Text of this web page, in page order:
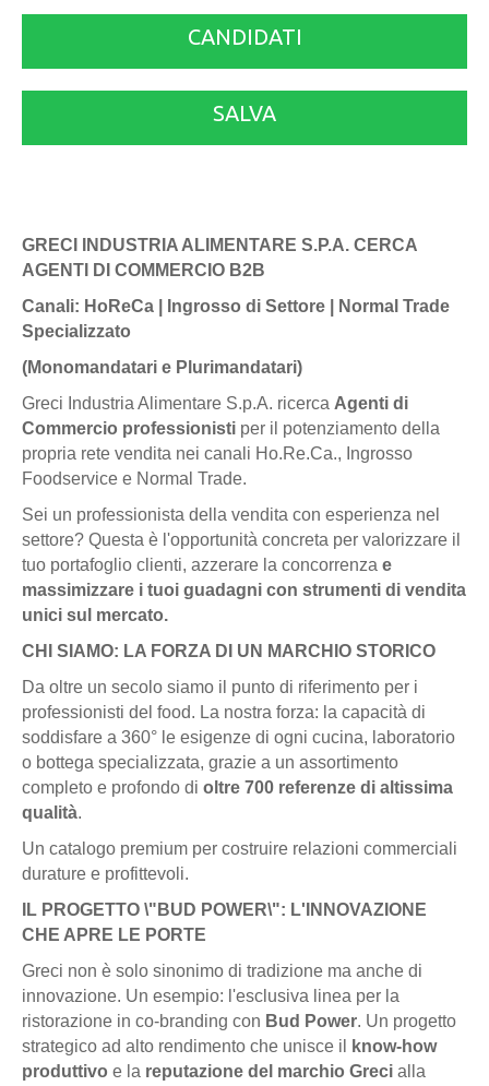
CANDIDATI
SALVA
GRECI INDUSTRIA ALIMENTARE S.P.A. CERCA
AGENTI DI COMMERCIO B2B
Canali: HoReCa | Ingrosso di Settore | Normal Trade
Specializzato
(Monomandatari e Plurimandatari)
Greci Industria Alimentare S.p.A. ricerca Agenti di
Commercio professionisti per il potenziamento della
propria rete vendita nei canali Ho.Re.Ca., Ingrosso
Foodservice e Normal Trade.
Sei un professionista della vendita con esperienza nel
settore? Questa è l'opportunità concreta per valorizzare il
tuo portafoglio clienti, azzerare la concorrenza e
massimizzare i tuoi guadagni con strumenti di vendita
unici sul mercato.
CHI SIAMO: LA FORZA DI UN MARCHIO STORICO
Da oltre un secolo siamo il punto di riferimento per i
professionisti del food. La nostra forza: la capacità di
soddisfare a 360° le esigenze di ogni cucina, laboratorio
o bottega specializzata, grazie a un assortimento
completo e profondo di oltre 700 referenze di altissima
qualità.
Un catalogo premium per costruire relazioni commerciali
durature e profittevoli.
IL PROGETTO \"BUD POWER\": L'INNOVAZIONE
CHE APRE LE PORTE
Greci non è solo sinonimo di tradizione ma anche di
innovazione. Un esempio: l'esclusiva linea per la
ristorazione in co-branding con Bud Power. Un progetto
strategico ad alto rendimento che unisce il
know-how
produttivo e la reputazione del marchio Greci alla